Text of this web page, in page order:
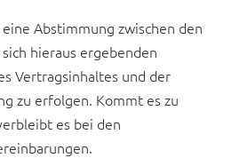
Abstimmung zwischen den
hieraus ergebenden
Vertragsinhaltes und der
zu erfolgen. Kommt es zu
es bei den